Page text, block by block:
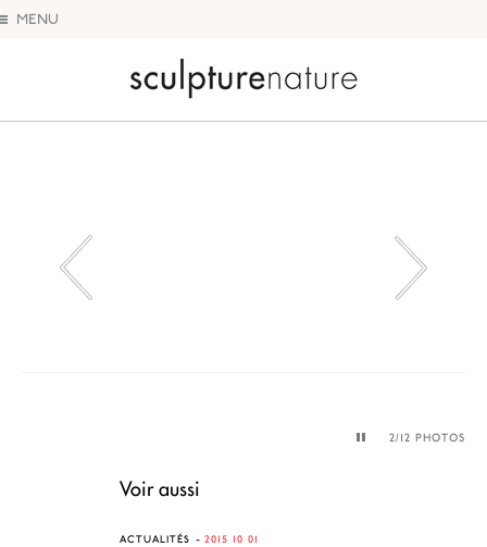
MENU
2/12 PHOTOS
Voir aussi
ACTUALITÉS 2015 10 01